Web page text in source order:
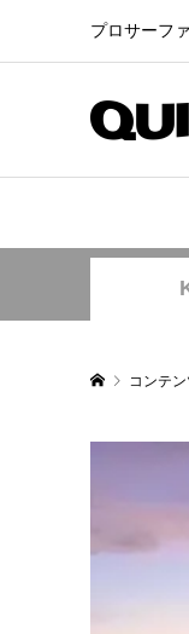
プロサーフ
コンテ